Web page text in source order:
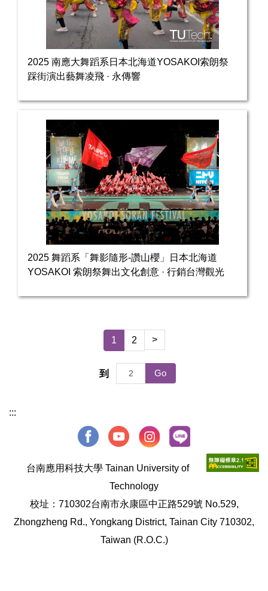
2025 南應大舞蹈系日本北海道YOSAKOI索朗祭
踩街演出藝舞凌飛 · 永傳響
2025 舞蹈系「舞影隨形-讚山櫻」日本北海道
YOSAKOI 索朗祭舞出文化創意 · 行銷台灣觀光
1 2 >
到 Go
:::
台南應用科技大學 Tainan University of
Technology
校址：710302台南市永康區中正路529號 No.529,
Zhongzheng Rd., Yongkang District, Tainan City 710302,
Taiwan (R.O.C.)